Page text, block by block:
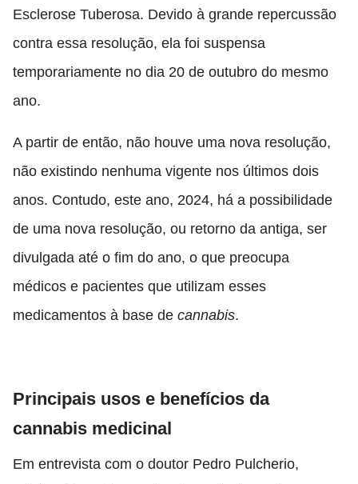
Esclerose Tuberosa. Devido à grande repercussão
contra essa resolução, ela foi suspensa
temporariamente no dia 20 de outubro do mesmo
ano.
A partir de então, não houve uma nova resolução,
não existindo nenhuma vigente nos últimos dois
anos. Contudo, este ano, 2024, há a possibilidade
de uma nova resolução, ou retorno da antiga, ser
divulgada até o fim do ano, o que preocupa
médicos e pacientes que utilizam esses
medicamentos à base de cannabis.
Principais usos e benefícios da
cannabis medicinal
Em entrevista com o doutor Pedro Pulcherio,